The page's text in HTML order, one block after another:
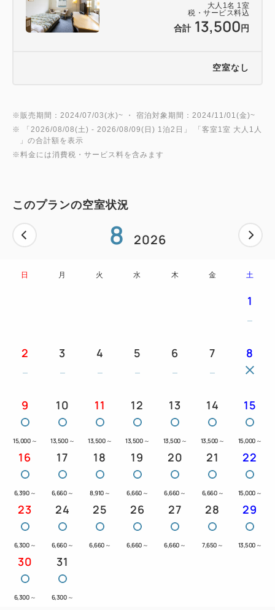
大人 1 名 1 室
税・サービス料込
合計 13,500 円
空室なし
※販売期間：2024/07/03(水)~ ・ 宿泊対象期間：2024/11/01(金)~
※ 「 2026/08/08(土) - 2026/08/09(日) 1泊2日 」 「客室1室 大人1人
」の合計額を表示
※料金には消費税・サービス料を含みます
このプランの空室状況
8 2026
日 月 火 水 木 金 土
1
2 3 4 5 6 7 8
9
15,000 ～
10
13,500 ～
11
13,500 ～
12
13,500 ～
13
13,500 ～
14
13,500 ～
15
15,000 ～
16
6,390 ～
17
6,660 ～
18
8,910 ～
19
6,660 ～
20
6,660 ～
21
6,660 ～
22
15,000 ～
23
6,300 ～
24
6,660 ～
25
6,660 ～
26
6,660 ～
27
6,660 ～
28
7,650 ～
29
13,500 ～
30
6,300 ～
31
6,300 ～